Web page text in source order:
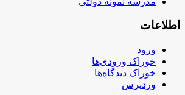
اطلاعات
ورود
خوراک ورودی‌ها
خوراک دیدگاه‌ها
وردپرس